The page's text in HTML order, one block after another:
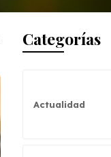
Categorías
Actualidad